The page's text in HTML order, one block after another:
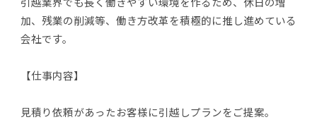
加、残業の削減等、働き方改革を積極的に推し進めている
会社です。
【仕事内容】
見積り依頼があったお客様に引越しプランをご提案。